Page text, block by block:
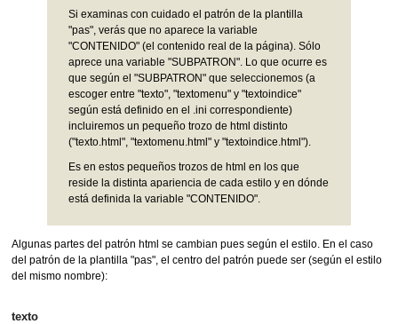
Si examinas con cuidado el patrón de la plantilla
"pas", verás que no aparece la variable
"CONTENIDO" (el contenido real de la página). Sólo
aprece una variable "SUBPATRON". Lo que ocurre es
que según el "SUBPATRON" que seleccionemos (a
escoger entre "texto", "textomenu" y "textoindice"
según está definido en el .ini correspondiente)
incluiremos un pequeño trozo de html distinto
("texto.html", "textomenu.html" y "textoindice.html").
Es en estos pequeños trozos de html en los que
reside la distinta apariencia de cada estilo y en dónde
está definida la variable "CONTENIDO".
Algunas partes del patrón html se cambian pues según el estilo. En el caso
del patrón de la plantilla "pas", el centro del patrón puede ser (según el estilo
del mismo nombre):
texto